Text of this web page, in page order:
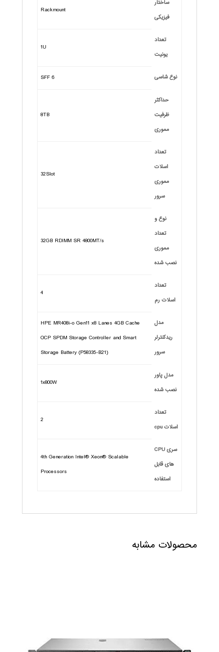
ساختار
فیزیکی
Rackmount
تعداد
یونیت
1U
نوع شاسی SFF 6
حداکثر
ظرفیت
مموری
8TB
تعداد
اسلات
مموری
سرور
32Slot
نوع و
تعداد
مموری
نصب شده
32GB RDIMM SR 4800MT/s
تعداد
اسلات رم
4
مدل
ریدکنترلر
سرور
HPE MR408i-o Gen11 x8 Lanes 4GB Cache
OCP SPDM Storage Controller and Smart
Storage Battery (P58335-B21)
مدل پاور
نصب شده
1x800W
تعداد
اسلات cpu
2
سری CPU
های قابل
استفاده
4th Generation Intel® Xeon® Scalable
Processors
محصولات مشابه